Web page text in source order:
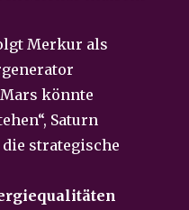
Merkur als
Mars könnte
Saturn
strategische